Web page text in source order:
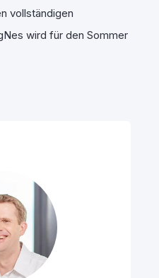
vollständigen
wird für den Sommer